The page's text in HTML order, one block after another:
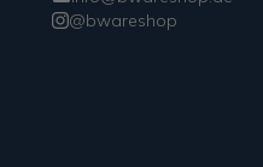
@bwareshop